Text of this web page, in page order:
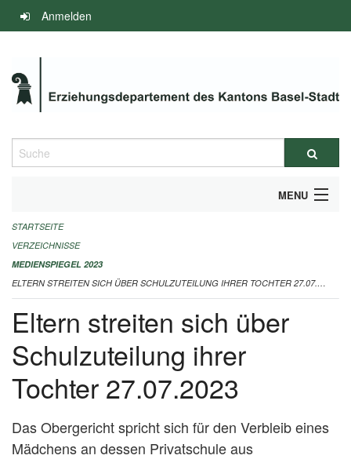
Navigation
überspringen
Anmelden
Suche
MENU
INFOS ZUM ED-MEDIENSPIEGEL
IMPRESSUM
STARTSEITE
VERZEICHNISSE
MEDIENSPIEGEL 2023
ELTERN STREITEN SICH ÜBER SCHULZUTEILUNG IHRER TOCHTER 27.07.2023
Eltern streiten sich über
Schulzuteilung ihrer
Tochter 27.07.2023
Das Obergericht spricht sich für den Verbleib eines
Mädchens an dessen Privatschule aus